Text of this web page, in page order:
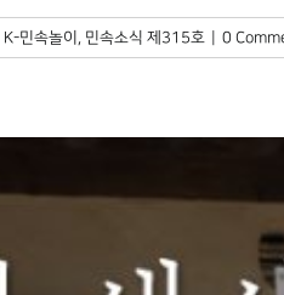
K-민속놀이 , 민속소식 제315호 0